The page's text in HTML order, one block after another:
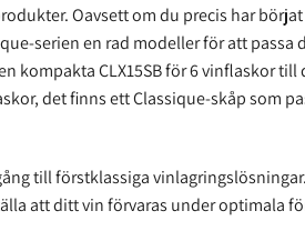
Oavsett om du precis har
serien en rad modeller för att passa
kompakta CLX15SB för 6 vinflaskor
det finns ett Classique-skåp som
till förstklassiga
att ditt vin förvaras under optimala